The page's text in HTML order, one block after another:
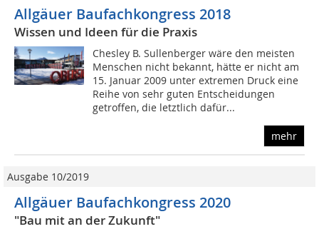
Allgäuer Baufachkongress 2018
Wissen und Ideen für die Praxis
Chesley B. Sullenberger wäre den meisten
Menschen nicht bekannt, hätte er nicht am
15. Januar 2009 unter extremen Druck eine
Reihe von sehr guten Entscheidungen
getroffen, die letztlich dafür...
mehr
Ausgabe 10/2019
Allgäuer Baufachkongress 2020
"Bau mit an der Zukunft"